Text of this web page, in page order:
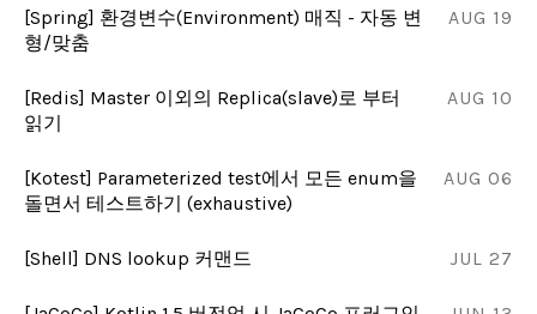
AUG 19
[Spring] 환경변수(Environment) 매직 - 자동 변
형/맞춤
AUG 10
[Redis] Master 이외의 Replica(slave)로 부터
읽기
AUG 06
[Kotest] Parameterized test에서 모든 enum을
돌면서 테스트하기 (exhaustive)
JUL 27
[Shell] DNS lookup 커맨드